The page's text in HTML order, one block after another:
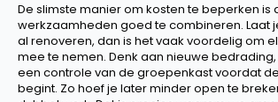
De slimste manier om kosten te beperken is
werkzaamheden goed te combineren. Laat
al renoveren, dan is het vaak voordelig om
mee te nemen. Denk aan nieuwe
een controle van de groepenkast voordat
begint. Zo hoef je later minder open te